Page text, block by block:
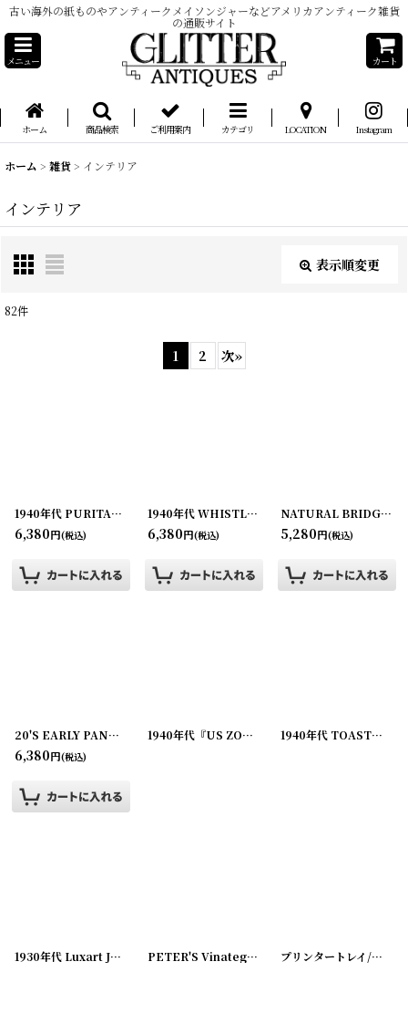
古い海外の紙ものやアンティークメイソンジャーなどアメリカアンティーク雑貨
の通販サイト
メニュー カート
ホーム 商品検索 ご利用案内 カテゴリ LOCATION Instagram
ホーム > 雑貨> インテリア
インテリア
表示順変更
閉じる
82件
1 2 次»
1940年代 PURITAN DAIRY Vinateg Advertising Whistle アドバタイジング ホイッスル
6,380円(税込)
1940年代 WHISTLE Vinateg Advertising Whistle アドバタイジング ホイッスル
6,380円(税込)
NATURAL BRIDGE ARCH SHOE Vinateg Shoe Horn
5,280円(税込)
20'S EARLY PANTS HANGER [210625-3]
6,380円(税込)
1940年代『US ZONE GERMANY』 Vinateg Advertising Whistle アドバタイジング ホイッスル 1940年代 TOASTMASTER BREAD Vinateg Advertising Whistle アドバタイジング ホイッスル
1930年代 Luxart James SUPREMO Vinateg Shoe Horn [231006-1]
PETER'S Vinateg Shoe Horn [231006-2]プリンタートレイ/タイプトレイ